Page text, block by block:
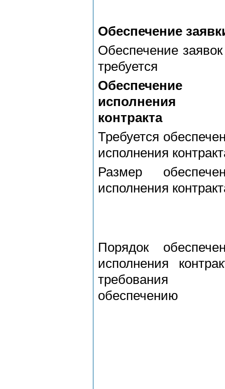
Обеспечение
Обеспечение
требуется
Обеспечение
исполнения
контракта
Требуется
исполнения
Размер
исполнения
Порядок
исполнения
требования
обеспечению